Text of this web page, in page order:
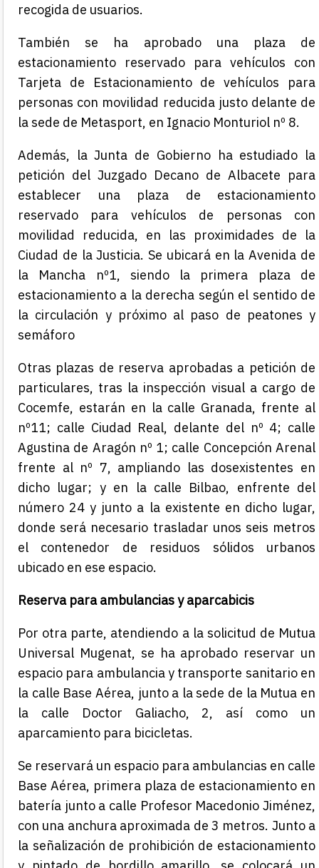
recogida de usuarios.
También se ha aprobado una plaza de
estacionamiento reservado para vehículos con
Tarjeta de Estacionamiento de vehículos para
personas con movilidad reducida justo delante de
la sede de Metasport, en Ignacio Monturiol nº 8.
Además, la Junta de Gobierno ha estudiado la
petición del Juzgado Decano de Albacete para
establecer una plaza de estacionamiento
reservado para vehículos de personas con
movilidad reducida, en las proximidades de la
Ciudad de la Justicia. Se ubicará en la Avenida de
la Mancha nº1, siendo la primera plaza de
estacionamiento a la derecha según el sentido de
la circulación y próximo al paso de peatones y
semáforo
Otras plazas de reserva aprobadas a petición de
particulares, tras la inspección visual a cargo de
Cocemfe, estarán en la calle Granada, frente al
nº11; calle Ciudad Real, delante del nº 4; calle
Agustina de Aragón nº 1; calle Concepción Arenal
frente al nº 7, ampliando las dosexistentes en
dicho lugar; y en la calle Bilbao, enfrente del
número 24 y junto a la existente en dicho lugar,
donde será necesario trasladar unos seis metros
el contenedor de residuos sólidos urbanos
ubicado en ese espacio.
Reserva para ambulancias y aparcabicis
Por otra parte, atendiendo a la solicitud de Mutua
Universal Mugenat, se ha aprobado reservar un
espacio para ambulancia y transporte sanitario en
la calle Base Aérea, junto a la sede de la Mutua en
la calle Doctor Galiacho, 2, así como un
aparcamiento para bicicletas.
Se reservará un espacio para ambulancias en calle
Base Aérea, primera plaza de estacionamiento en
batería junto a calle Profesor Macedonio Jiménez,
con una anchura aproximada de 3 metros. Junto a
la señalización de prohibición de estacionamiento